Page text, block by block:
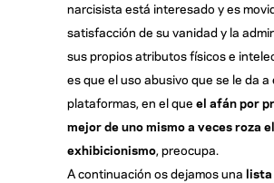
narcisista está interesado y es
satisfacción de su vanidad y la
sus propios atributos físicos e
es que el uso abusivo que se le da a
plataformas, en el que el afán por
mejor de uno mismo a veces roza el
exhibicionismo, preocupa.
A continuación os dejamos una lista